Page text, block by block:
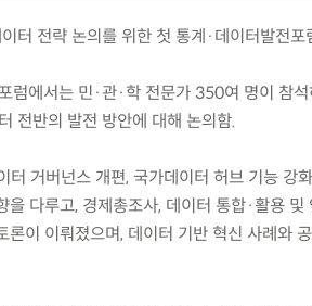
터 전략 논의를 위한 첫 통계·데이터발전포
럼에서는 민·관·학 전문가 350여 명이 참
전반의 발전 방안에 대해 논의함.
거버넌스 개편, 국가데이터 허브 기능 강
다루고, 경제총조사, 데이터 통합·활용 및
이 이뤄졌으며, 데이터 기반 혁신 사례와